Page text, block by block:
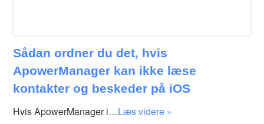
Sådan ordner du det, hvis
ApowerManager kan ikke læse
kontakter og beskeder på iOS
Hvis ApowerManager i…Læs videre »